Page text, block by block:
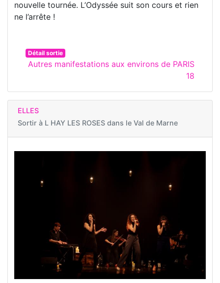
nouvelle tournée. L’Odyssée suit son cours et rien
ne l’arrête !
Détail sortie
Autres manifestations aux environs de PARIS
18
ELLES
Sortir à L HAY LES ROSES dans le Val de Marne